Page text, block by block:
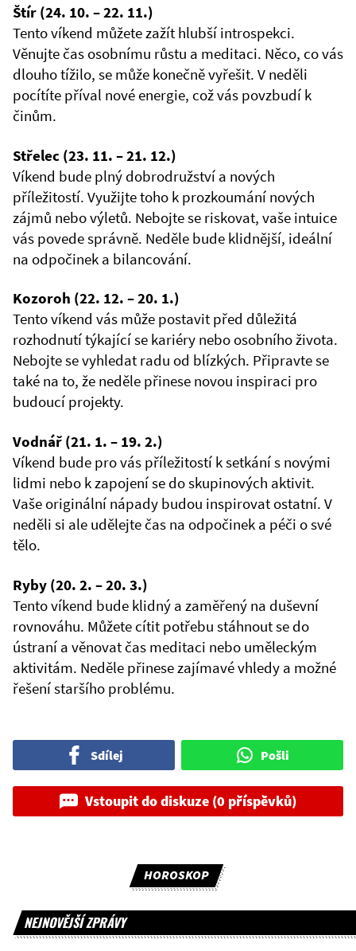
Štír (24. 10. – 22. 11.)
Tento víkend můžete zažít hlubší introspekci.
Věnujte čas osobnímu růstu a meditaci. Něco, co vás
dlouho tížilo, se může konečně vyřešit. V neděli
pocítíte příval nové energie, což vás povzbudí k
činům.
Střelec (23. 11. – 21. 12.)
Víkend bude plný dobrodružství a nových
příležitostí. Využijte toho k prozkoumání nových
zájmů nebo výletů. Nebojte se riskovat, vaše intuice
vás povede správně. Neděle bude klidnější, ideální
na odpočinek a bilancování.
Kozoroh (22. 12. – 20. 1.)
Tento víkend vás může postavit před důležitá
rozhodnutí týkající se kariéry nebo osobního života.
Nebojte se vyhledat radu od blízkých. Připravte se
také na to, že neděle přinese novou inspiraci pro
budoucí projekty.
Vodnář (21. 1. – 19. 2.)
Víkend bude pro vás příležitostí k setkání s novými
lidmi nebo k zapojení se do skupinových aktivit.
Vaše originální nápady budou inspirovat ostatní. V
neděli si ale udělejte čas na odpočinek a péči o své
tělo.
Ryby (20. 2. – 20. 3.)
Tento víkend bude klidný a zaměřený na duševní
rovnováhu. Můžete cítit potřebu stáhnout se do
ústraní a věnovat čas meditaci nebo uměleckým
aktivitám. Neděle přinese zajímavé vhledy a možné
řešení staršího problému.
Sdílej Pošli
Vstoupit do diskuze (0 příspěvků)
HOROSKOP
NEJNOVĚJŠÍ ZPRÁVY